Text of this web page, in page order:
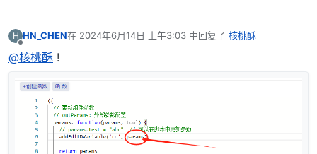
H HN_CHEN在 2024年6月14日 上午3:03 中回复了 核桃酥
最后由 编辑
@核桃酥 !